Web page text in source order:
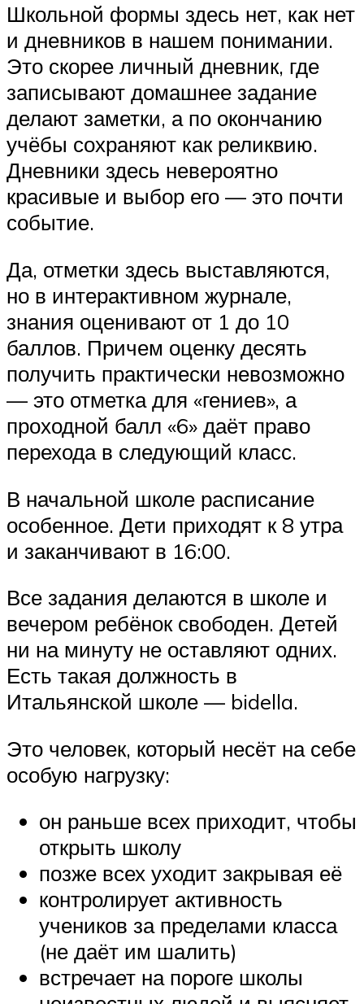
Школьной формы здесь нет, как нет
и дневников в нашем понимании.
Это скорее личный дневник, где
записывают домашнее задание
делают заметки, а по окончанию
учёбы сохраняют как реликвию.
Дневники здесь невероятно
красивые и выбор его — это почти
событие.
Да, отметки здесь выставляются,
но в интерактивном журнале,
знания оценивают от 1 до 10
баллов. Причем оценку десять
получить практически невозможно
— это отметка для «гениев», а
проходной балл «6» даёт право
перехода в следующий класс.
В начальной школе расписание
особенное. Дети приходят к 8 утра
и заканчивают в 16:00.
Все задания делаются в школе и
вечером ребёнок свободен. Детей
ни на минуту не оставляют одних.
Есть такая должность в
Итальянской школе — bidella.
Это человек, который несёт на себе
особую нагрузку:
он раньше всех приходит, чтобы
открыть школу
позже всех уходит закрывая её
контролирует активность
учеников за пределами класса
(не даёт им шалить)
встречает на пороге школы